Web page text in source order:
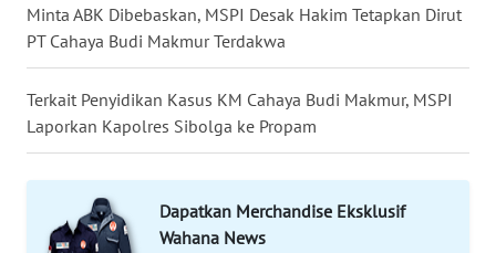
Minta ABK Dibebaskan, MSPI Desak Hakim Tetapkan Dirut
PT Cahaya Budi Makmur Terdakwa
Terkait Penyidikan Kasus KM Cahaya Budi Makmur, MSPI
Laporkan Kapolres Sibolga ke Propam
Dapatkan Merchandise Eksklusif
Wahana News
PURWAKARTA
PRIANGAN
TIMUR
WN
SEMARANG